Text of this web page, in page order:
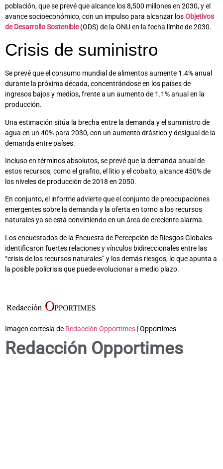
población, que se prevé que alcance los 8,500 millones en 2030, y el
avance socioeconómico, con un impulso para alcanzar losObjetivos
de Desarrollo Sostenible(ODS) de la ONU en la fecha límite de 2030.
Crisis de suministro
Se prevé que el consumo mundial de alimentos aumente 1.4% anual
durante la próxima década, concentrándose en los países de
ingresos bajos y medios, frente a un aumento de 1.1% anual en la
producción.
Una estimación sitúa la brecha entre la demanda y el suministro de
agua en un 40% para 2030, con un aumento drástico y desigual de la
demanda entre países.
Incluso en términos absolutos, se prevé que la demanda anual de
estos recursos, como el grafito, el litio y el cobalto, alcance 450% de
los niveles de producción de 2018 en 2050.
En conjunto, el informe advierte que el conjunto de preocupaciones
emergentes sobre la demanda y la oferta en torno a los recursos
naturales ya se está convirtiendo en un área de creciente alarma.
Los encuestados de la Encuesta de Percepción de Riesgos Globales
identificaron fuertes relaciones y vínculos bidireccionales entre las
“crisis de los recursos naturales” y los demás riesgos, lo que apunta a
la posible policrisis que puede evolucionar a medio plazo.
Imagen cortesía de Redacción Opportimes | Opportimes
Redacción Opportimes